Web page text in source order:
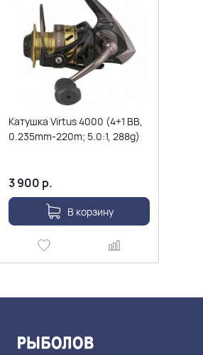
Катушка Virtus 4000 (4+1 BB,
0.235mm-220m; 5.0:1, 288g)
3 900 р.
В корзину